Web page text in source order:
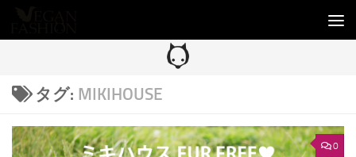
タグ: MIKIHOUSE
0